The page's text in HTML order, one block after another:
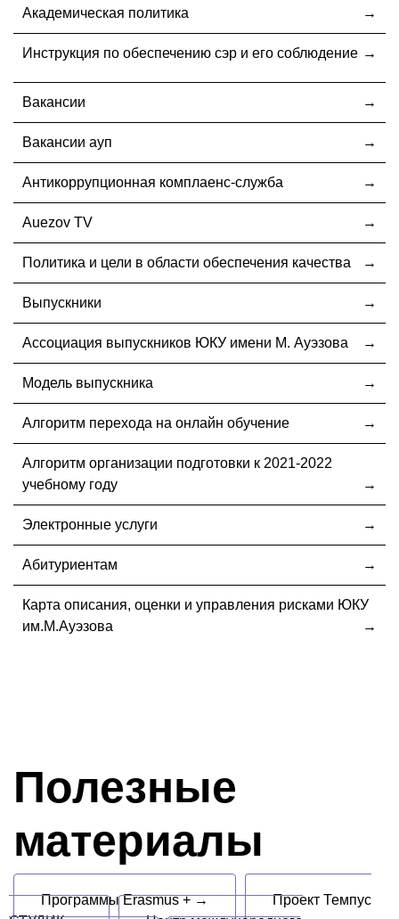
Академическая политика
Инструкция по обеспечению сэр и его соблюдение
Вакансии
Вакансии ауп
Антикоррупционная комплаенс-служба
Auezov TV
Политика и цели в области обеспечения качества
Выпускники
Ассоциация выпускников ЮКУ имени М. Ауэзова
Модель выпускника
Алгоритм перехода на онлайн обучение
Алгоритм организации подготовки к 2021-2022
учебному году
Электронные услуги
Абитуриентам
Карта описания, оценки и управления рисками ЮКУ
им.М.Ауэзова
Полезные
материалы
Программы Erasmus + →
Проект Темпус